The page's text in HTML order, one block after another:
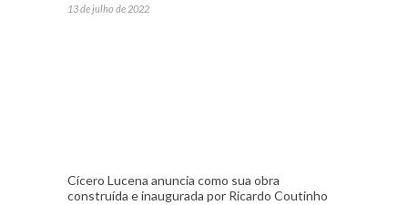
13 de julho de 2022
Cícero Lucena anuncia como sua obra
construída e inaugurada por Ricardo Coutinho